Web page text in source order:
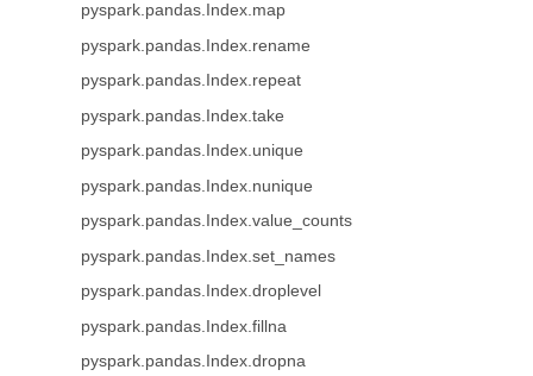
pyspark.pandas.Index.map
pyspark.pandas.Index.rename
pyspark.pandas.Index.repeat
pyspark.pandas.Index.take
pyspark.pandas.Index.unique
pyspark.pandas.Index.nunique
pyspark.pandas.Index.value_counts
pyspark.pandas.Index.set_names
pyspark.pandas.Index.droplevel
pyspark.pandas.Index.fillna
pyspark.pandas.Index.dropna